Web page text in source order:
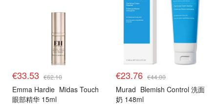
€33.53 €62.10
Emma Hardie Midas Touch
眼部精华 15ml
€23.76 €44.00
Murad Blemish Control 洗面
奶 148ml